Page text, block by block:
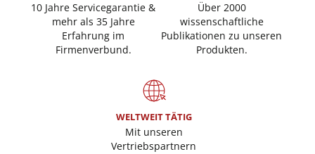
10 Jahre Servicegarantie &
mehr als 35 Jahre
Erfahrung im
Firmenverbund.
Über 2000
wissenschaftliche
Publikationen zu unseren
Produkten.
WELTWEIT TÄTIG
Mit unseren
Vertriebspartnern